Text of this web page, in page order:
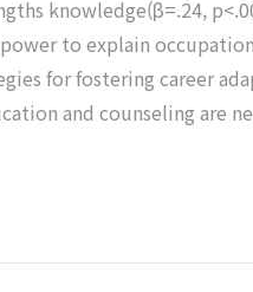
knowledge(β=.24,
to explain
for fostering career
and counseling are